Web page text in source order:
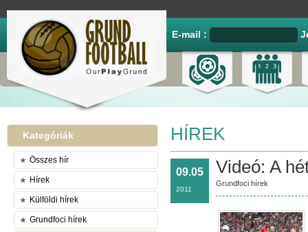
E-mail :
Kategóriák
Összes hír
Hírek
Külföldi hírek
Grundfoci hírek
HÍREK
09.05
2011
Videó: A
Grundfoci hírek